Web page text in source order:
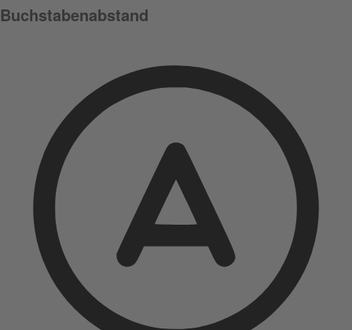
Buchstabenabstand